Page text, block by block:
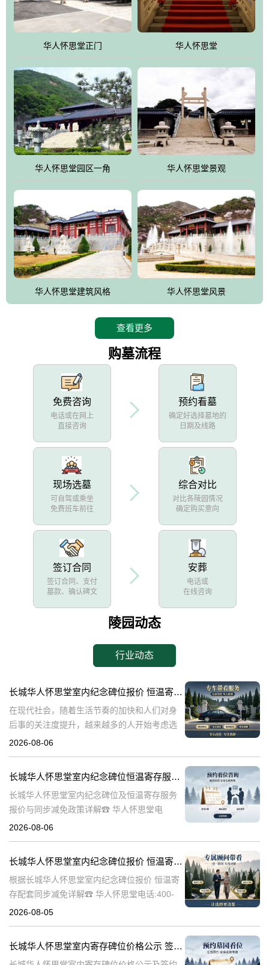
术描绘的抽象派创意绘画，大环境中的长城文化与炎黄始祖，小环
境的绘画中的河流、山川、彩云、明月，意喻着往生者与长城同
伴，与祖宗同眠，他（她）们的思想与品德与山河同在，与日月同
辉。
怀思堂作为豪华室内骨灰存放处，将干支纪年、五行相生相克、天
人合一、太极八卦、生辰八字及生肖等有机结合到历史文化中。一
厅七千个福位分十二小区，按十二地支命名。客户选位，可依据生
肖、八字、时辰亦可参考地理方位、职业、兴趣爱好等等。堂中是
地宫陵寝式的，入口楹联选材于著名田园诗人陶渊明"亲戚或余悲，
他人亦已歌，死后何所道，托体同山阿"中的后两句。反应了回归大
雀，后玄武"的四大吉祥物铜雕挂件。
华人怀思堂正门 华人怀思堂
华人怀思堂园区一角 华人怀思堂景观
华人怀思堂建筑风格 华人怀思堂风景
查看更多
购墓流程
免费咨询
电话或在网上
直接咨询
预约看墓
确定好选择墓地的
日期及线路
现场选墓
可自驾或乘坐
免费班车前往
综合对比
对比各陵园情况
确定购买意向
签订合同
签订合同、支付
墓款、确认碑文
安葬
电话或
在线咨询
陵园动态
行业动态
长城华人怀思堂室内纪念碑位报价 恒温寄存配套同步减免详解
在现代社会，随着生活节奏的加快和人们对身
后事的关注度提升，越来越多的人开始考虑选
择合适的纪念方式来表达对逝者的哀思和怀
包
2026-08-06
长城华人怀思堂室内纪念碑位恒温寄存服务报价及同步减免政策详解
长城华人怀思堂室内纪念碑位及恒温寄存服务
报价与同步减免政策详解☎ 华人怀思堂电
话:400-838-5063一、引言随着社会观念的进
2026-08-06
长城华人怀思堂室内纪念碑位报价 恒温寄存配套同步减免详解
根据长城华人怀思堂室内纪念碑位报价 恒温寄
存配套同步减免详解☎ 华人怀思堂电话:400-
838-5063在现代社会，随着生活节奏的加快和
2026-08-05
长城华人怀思堂室内寄存碑位价格公示 签约立减配套礼包详解